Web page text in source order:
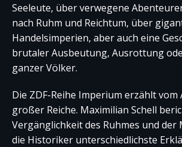
Seeleute, über verwegene
nach Ruhm und Reichtum, über
Handelsimperien, aber auch eine
brutaler Ausbeutung, Ausrottung
ganzer Völker.
Die ZDF-Reihe Imperium erzählt vom
großer Reiche. Maximilian Schell
Vergänglichkeit des Ruhmes und der
die Historiker unterschiedlichste